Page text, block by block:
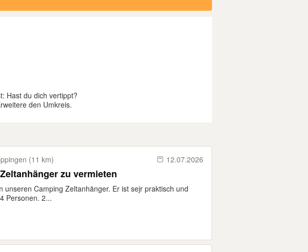
Hast du dich vertippt?
den Umkreis.
(11 km) 12.07.2026
zu vermieten
unseren Camping Zeltanhänger. Er ist sejr praktisch und
Personen. 2...